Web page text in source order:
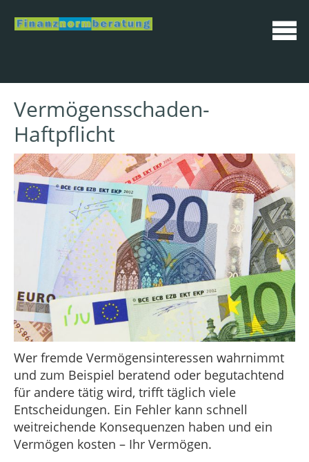
Vermögensschaden-
Haftpflicht
Wer fremde Vermögensinteressen wahrnimmt
und zum Beispiel beratend oder begutachtend
für andere tätig wird, trifft täglich viele
Entscheidungen. Ein Fehler kann schnell
weitreichende Konsequenzen haben und ein
Vermögen kosten – Ihr Vermögen.